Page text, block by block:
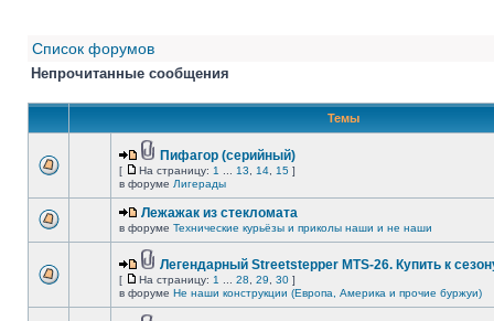
Список форумов
Непрочитанные сообщения
Темы
Пифагор (серийный)
[ На страницу: 1 13 14 15 ]
в форуме Лигерады
Лежажак из стекломата
в форуме Технические курьёзы и приколы наши и не наши
Легендарный Streetstepper MTS-26. Купить к
[ На страницу: 1 28 29 30 ]
в форуме Не наши конструкции (Европа, Америка и прочие буржуи)